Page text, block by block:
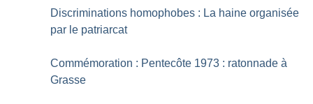
Discriminations homophobes : La haine organisée
par le patriarcat
Commémoration : Pentecôte 1973 : ratonnade à
Grasse